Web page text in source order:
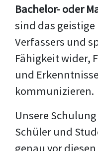
Bachelor- oder
sind das
Verfassers und
Fähigkeit wider,
und
kommunizieren.
Unsere
Schüler und
genau vor